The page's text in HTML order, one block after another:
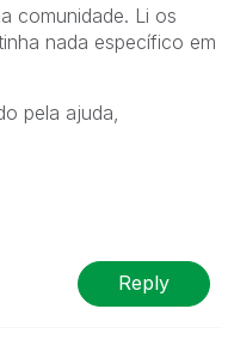
comunidade. Li os
nada específico em
pela ajuda,
Reply